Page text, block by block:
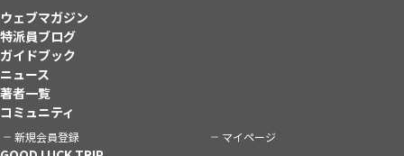
ウェブマガジン
特派員ブログ
ガイドブック
ニュース
著者一覧
コミュニティ
新規会員登録 マイページ